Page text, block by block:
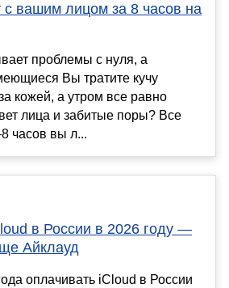
с вашим лицом за 8 часов на
проблемы с нуля, а
Вы тратите кучу
кожей, а утром все равно
лица и забитые поры? Все
часов вы л...
в России в 2026 году —
Айклауд
оплачивать iCloud в России